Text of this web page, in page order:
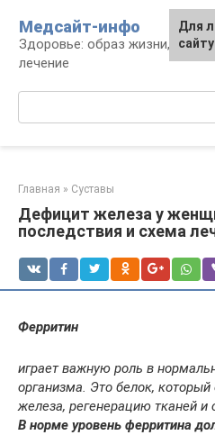
контенту
Медсайт-инфо
Здоровье: образ жизни,
лечение
Главная » Суставы
Дефицит железа у
последствия и схема
Ферритин
играет важную роль в
организма. Это белок,
железа, регенерацию тканей и
В норме уровень ферритина
Для